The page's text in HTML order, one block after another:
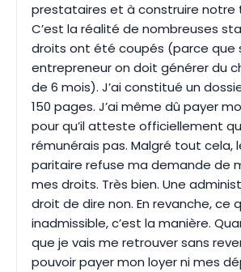
prestataires et à construire notre
C’est la réalité de nombreuses
droits ont été coupés (parce que
entrepreneur on doit générer du
de 6 mois). J’ai constitué un
150 pages. J’ai même dû payer
pour qu’il atteste officiellement
rémunérais pas. Malgré tout cela,
paritaire refuse ma demande de
mes droits. Très bien. Une
droit de dire non. En revanche, ce
inadmissible, c’est la manière.
que je vais me retrouver sans
pouvoir payer mon loyer ni mes